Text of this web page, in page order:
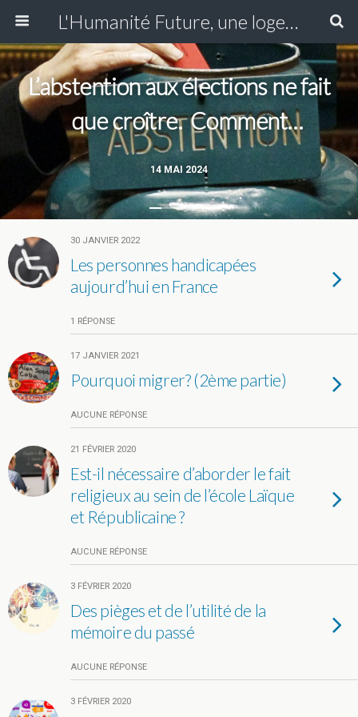
L'Humanité Future, une loge du Grand Orient de France fondée en Essonne en 1907 se réunissant à Paris XIII
14 MAI 2024
L’abstention aux élections ne fait
que croître. Comment
réconcilier les électeurs avec le
fonctionnement de la démocratie
?
30 JANVIER 2022
Les personnes handicapées
aujourd’hui en France
1 RÉPONSE
17 JANVIER 2021
Pourquoi migrer? (2ème partie)
AUCUNE RÉPONSE
21 FÉVRIER 2020
Est-il nécessaire d’aborder le fait
religieux au sein de l’école Laïque
et Républicaine ?
AUCUNE RÉPONSE
3 FÉVRIER 2020
Des pièges et de l’utilité de la
mémoire du passé
AUCUNE RÉPONSE
3 FÉVRIER 2020